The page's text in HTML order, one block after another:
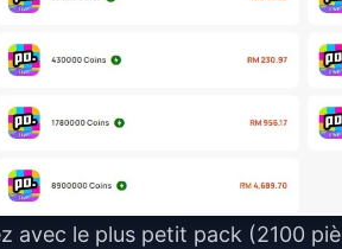
avec le plus petit pack (2100